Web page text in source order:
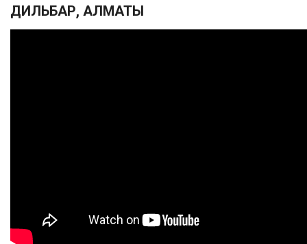
ДИЛЬБАР, АЛМАТЫ